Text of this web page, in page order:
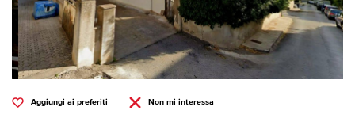
Aggiungi ai preferiti Non mi interessa